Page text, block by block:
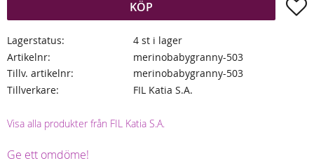
KÖP
Lagerstatus
4 st i lager
Artikelnr
merinobabygranny-503
Tillv. artikelnr
merinobabygranny-503
Tillverkare
FIL Katia S.A.
Visa alla produkter från FIL Katia S.A.
Ge ett omdöme!